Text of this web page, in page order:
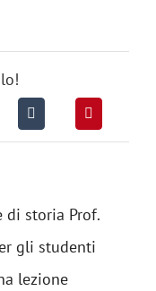
di storia Prof.
gli studenti
lezione